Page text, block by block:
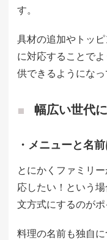
す。
具材の追加やトッ
に対応することで
供できるようになっ
幅広い世代
・メニューと名
とにかくファミリ
応したい！という
文方式にするのがポ
料理の名前も独自に